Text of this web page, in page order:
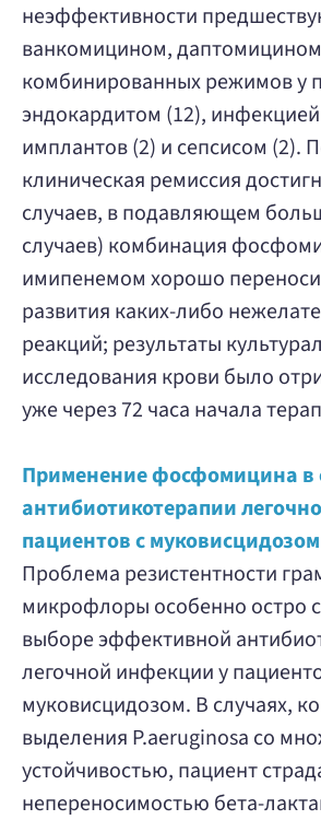
неэффективности
ванкомицином,
комбинированных режимов у
эндокардитом (12),
имплантов (2) и сепсисом (2).
клиническая ремиссия
случаев, в подавляющем
случаев) комбинация
имипенемом хорошо
развития каких-либо
реакций; результаты
исследования крови было
уже через 72 часа начала
Применение фосфомицина в
антибиотикотерапии
пациентов с муковисцидозом
Проблема резистентности
микрофлоры особенно остро
выборе эффективной
легочной инфекции у
муковисцидозом. В случаях,
выделения P.aeruginosa со
устойчивостью, пациент
непереносимостью бета-